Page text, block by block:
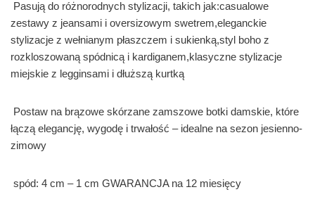
Pasują do różnorodnych stylizacji, takich jak:casualowe
zestawy z jeansami i oversizowym swetrem,eleganckie
stylizacje z wełnianym płaszczem i sukienką,styl boho z
rozkloszowaną spódnicą i kardiganem,klasyczne stylizacje
miejskie z legginsami i dłuższą kurtką
Postaw na brązowe skórzane zamszowe botki damskie, które
łączą elegancję, wygodę i trwałość – idealne na sezon jesienno-
zimowy
spód: 4 cm – 1 cm GWARANCJA na 12 miesięcy